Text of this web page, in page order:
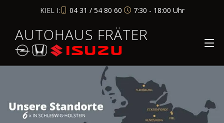
KIEL I: 04 31 / 54 80 60 7:30 - 18:00 Uhr
AUTOHAUS FRÄTER